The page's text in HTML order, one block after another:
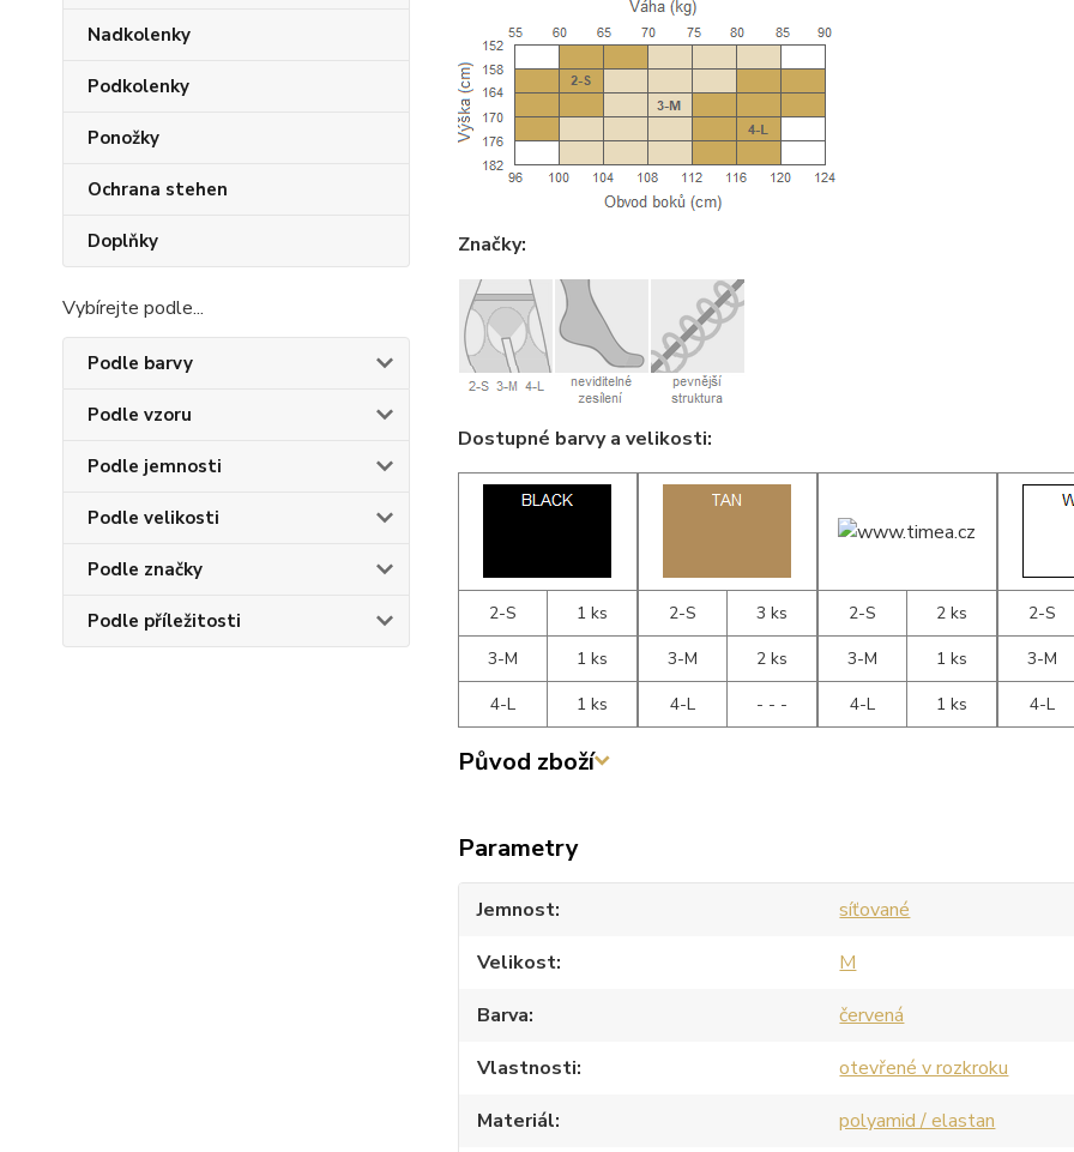
Nadkolenky
Podkolenky
Ponožky
Ochrana stehen
Doplňky
Vybírejte podle...
Podle barvy
Podle vzoru
Podle jemnosti
Podle velikosti
Podle značky
Podle příležitosti
Značky:
Dostupné barvy a velikosti:
2-S
1 ks
3-M
1 ks
4-L
1 ks
2-S
3 ks
3-M
2 ks
4-L
- - -
2-S
2 ks
3-M
1 ks
4-L
1 ks
2-S
3-M
4-L
Původ zboží
Parametry
Jemnost
síťované
Velikost
M
Barva
červená
Vlastnosti
otevřené v rozkroku
Materiál
polyamid / elastan